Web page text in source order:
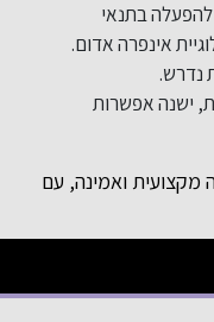
בתנאי
אינפרה אדום.
נדרש.
ישנה אפשרות
מקצועית ואמינה, עם